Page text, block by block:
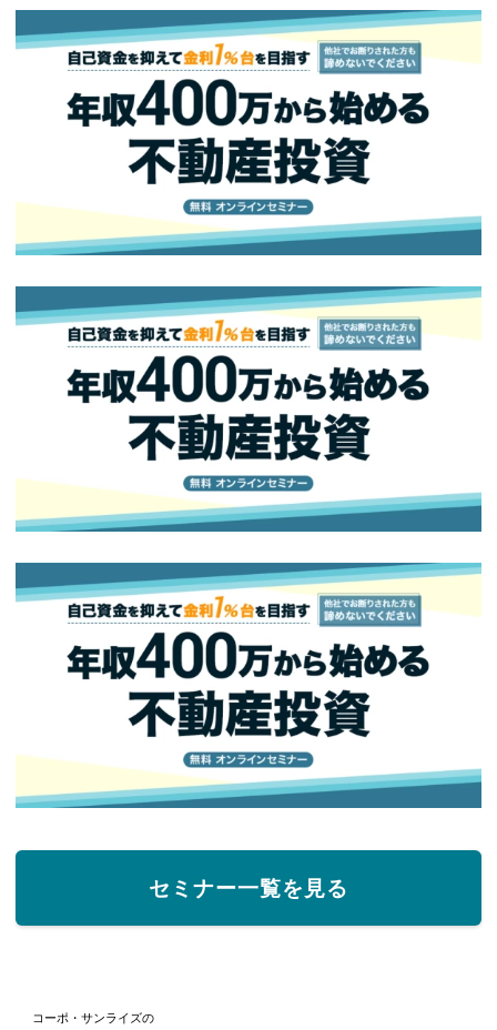
セミナー一覧を見る
コーポ・サンライズの